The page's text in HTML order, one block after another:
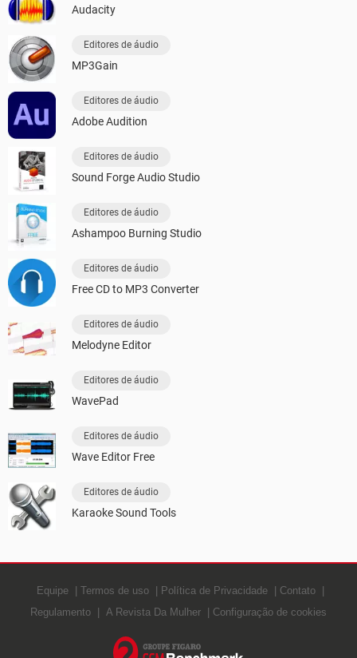
Audacity
Editores de áudio
MP3Gain
Editores de áudio
Adobe Audition
Editores de áudio
Sound Forge Audio Studio
Editores de áudio
Ashampoo Burning Studio
Editores de áudio
Free CD to MP3 Converter
Editores de áudio
Melodyne Editor
Editores de áudio
WavePad
Editores de áudio
Wave Editor Free
Editores de áudio
Karaoke Sound Tools
Equipe Termos de uso Política de Privacidade
Contato
Regulamento
A Revista Da Mulher Configuração de cookies